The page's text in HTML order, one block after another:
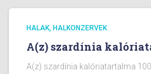
HALAK, HALKONZERVEK
A(z) szardínia
A(z) szardínia kalóriatartalma